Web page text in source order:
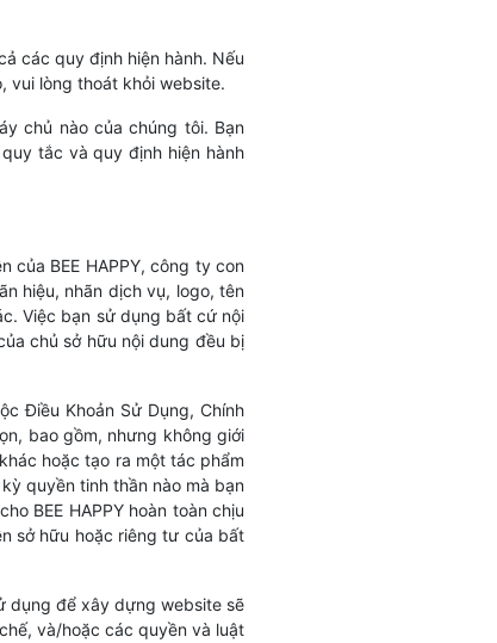
các quy định hiện hành. Nếu
vui lòng thoát khỏi website.
chủ nào của chúng tôi. Bạn
tắc và quy định hiện hành
của BEE HAPPY, công ty con
hiệu, nhãn dịch vụ, logo, tên
Việc bạn sử dụng bất cứ nội
chủ sở hữu nội dung đều bị
Điều Khoản Sử Dụng, Chính
bao gồm, nhưng không giới
hoặc tạo ra một tác phẩm
quyền tinh thần nào mà bạn
BEE HAPPY hoàn toàn chịu
sở hữu hoặc riêng tư của bất
dụng để xây dựng website sẽ
và/hoặc các quyền và luật